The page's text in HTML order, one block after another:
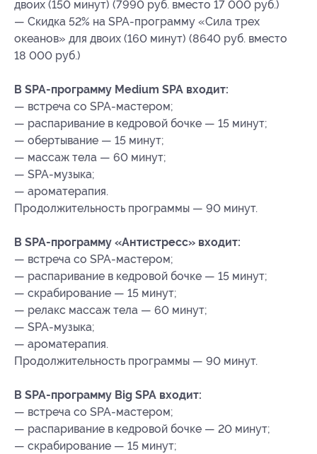
двоих (150 минут) (7990 руб. вместо 17 000 руб.)
— Скидка 52% на SPA-программу «Сила трех
океанов» для двоих (160 минут) (8640 руб. вместо
18 000 руб.)
В SPA-программу Medium SPA входит:
— встреча со SPA-мастером;
— распаривание в кедровой бочке — 15 минут;
— обертывание — 15 минут;
— массаж тела — 60 минут;
— SPA-музыка;
— ароматерапия.
Продолжительность программы — 90 минут.
В SPA-программу «Антистресс» входит:
— встреча со SPA-мастером;
— распаривание в кедровой бочке — 15 минут;
— скрабирование — 15 минут;
— релакс массаж тела — 60 минут;
— SPA-музыка;
— ароматерапия.
Продолжительность программы — 90 минут.
В SPA-программу Big SPA входит:
— встреча со SPA-мастером;
— распаривание в кедровой бочке — 20 минут;
— скрабирование — 15 минут;